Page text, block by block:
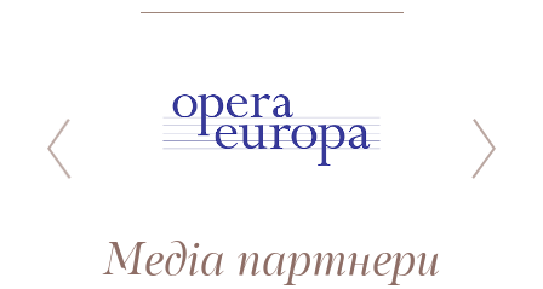
Медіа партнери